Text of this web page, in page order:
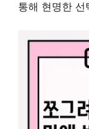
통해 현명한 선